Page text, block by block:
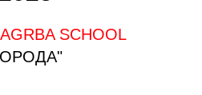
SCHOOL